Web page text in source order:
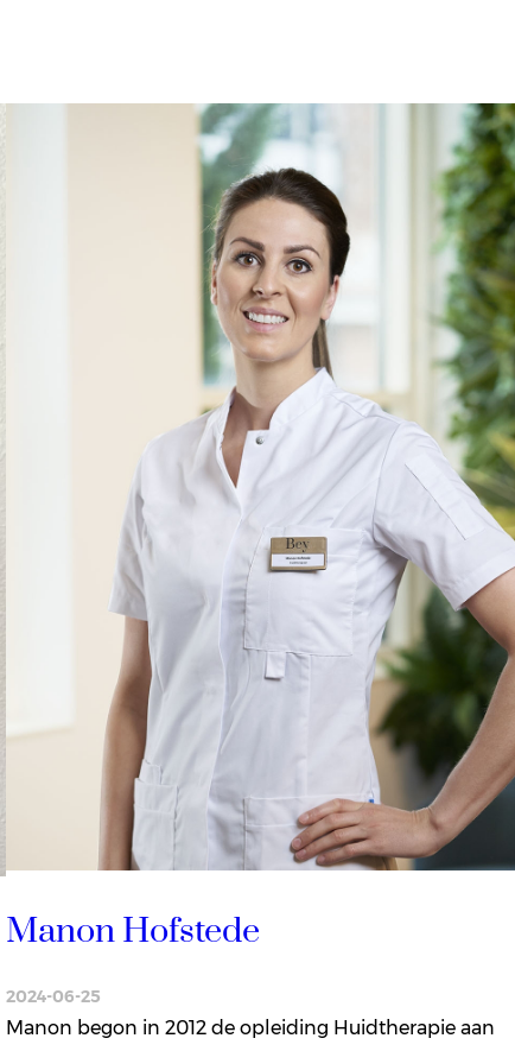
Manon Hofstede
2024-06-25
Manon begon in 2012 de opleiding Huidtherapie aan